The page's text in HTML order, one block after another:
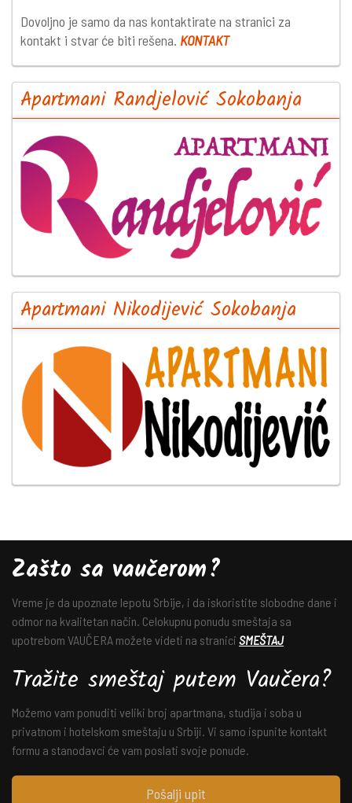
Dovoljno je samo da nas kontaktirate na stranici za
kontakt i stvar će biti rešena. KONTAKT
Apartmani Randjelović Sokobanja
Apartmani Nikodijević Sokobanja
Zašto sa vaučerom?
Vreme je da upoznate lepotu Srbije, i da iskoristite slobodne dane i
odmor na kvalitetan način. Celokupnu ponudu smeštaja sa
upotrebom VAUČERA možete videti na stranici SMEŠTAJ
Tražite smeštaj putem Vaučera?
Možemo vam ponuditi veliki broj apartmana, studija i soba u
privatnom i hotelskom smeštaju u Srbiji. Vi samo ispunite kontakt
formu a stanodavci će vam poslati svoje ponude.
Pošalji upit